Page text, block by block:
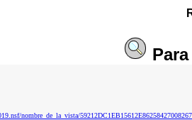
nombre_de_la_vista/